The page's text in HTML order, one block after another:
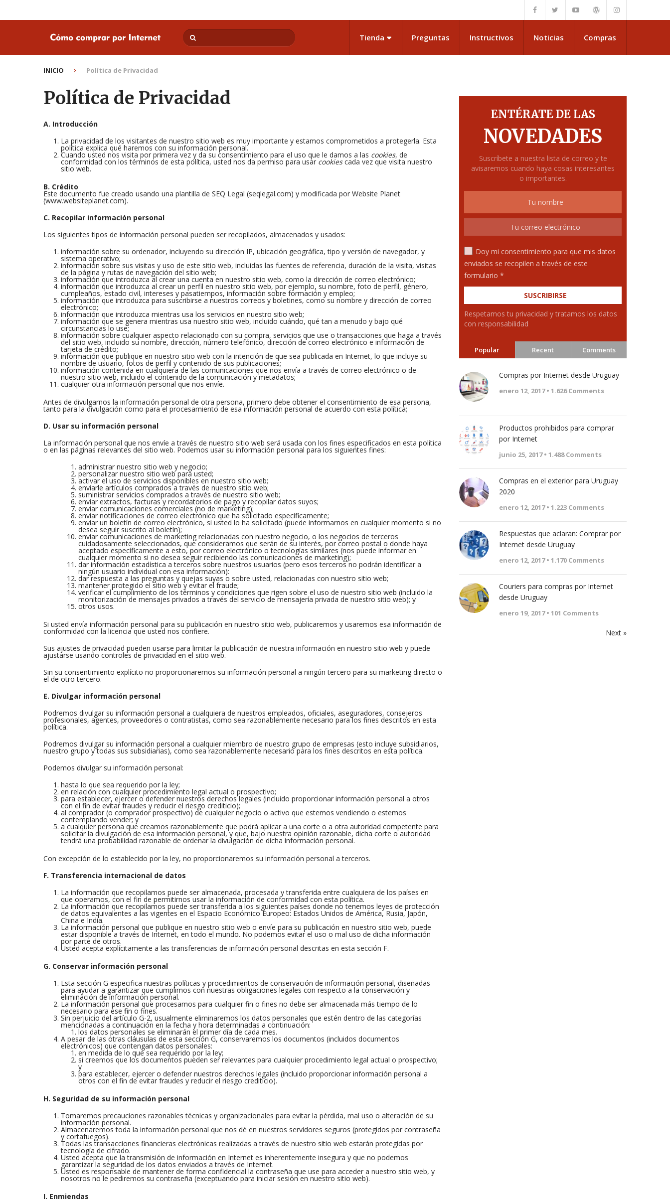
Tienda Preguntas Instructivos Noticias Compras
INICIO Política de Privacidad
Política de Privacidad
A. Introducción
La privacidad de los visitantes de nuestro sitio web es muy importante y estamos comprometidos a protegerla. Esta
política explica qué haremos con su información personal.
Cuando usted nos visita por primera vez y da su consentimiento para el uso que le damos a las cookies, de
conformidad con los términos de esta política, usted nos da permiso para usar cookiescada vez que visita nuestro
sitio web.
B. Crédito
Este documento fue creado usando una plantilla de SEQ Legal (seqlegal.com) y modificada por Website Planet
(www.websiteplanet.com).
C. Recopilar información personal
Los siguientes tipos de información personal pueden ser recopilados, almacenados y usados:
información sobre su ordenador, incluyendo su dirección IP, ubicación geográfica, tipo y versión de navegador, y
sistema operativo;
información sobre sus visitas y uso de este sitio web, incluidas las fuentes de referencia, duración de la visita, visitas
de la página y rutas de navegación del sitio web;
información que introduzca al crear una cuenta en nuestro sitio web, como la dirección de correo electrónico;
información que introduzca al crear un perfil en nuestro sitio web, por ejemplo, su nombre, foto de perfil, género,
cumpleaños, estado civil, intereses y pasatiempos, información sobre formación y empleo;
información que introduzca para suscribirse a nuestros correos y boletines, como su nombre y dirección de correo
electrónico;
información que introduzca mientras usa los servicios en nuestro sitio web;
información que se genera mientras usa nuestro sitio web, incluido cuándo, qué tan a menudo y bajo qué
circunstancias lo use;
información sobre cualquier aspecto relacionado con su compra, servicios que use o transacciones que haga a través
del sitio web, incluido su nombre, dirección, número telefónico, dirección de correo electrónico e información de
tarjeta de crédito;
información que publique en nuestro sitio web con la intención de que sea publicada en Internet, lo que incluye su
nombre de usuario, fotos de perfil y contenido de sus publicaciones;
información contenida en cualquiera de las comunicaciones que nos envía a través de correo electrónico o de
nuestro sitio web, incluido el contenido de la comunicación y metadatos;
cualquier otra información personal que nos envíe.
Antes de divulgarnos la información personal de otra persona, primero debe obtener el consentimiento de esa persona,
tanto para la divulgación como para el procesamiento de esa información personal de acuerdo con esta política;
D. Usar su información personal
La información personal que nos envíe a través de nuestro sitio web será usada con los fines especificados en esta política
o en las páginas relevantes del sitio web. Podemos usar su información personal para los siguientes fines:
administrar nuestro sitio web y negocio;
personalizar nuestro sitio web para usted;
activar el uso de servicios disponibles en nuestro sitio web;
enviarle artículos comprados a través de nuestro sitio web;
suministrar servicios comprados a través de nuestro sitio web;
enviar extractos, facturas y recordatorios de pago y recopilar datos suyos;
enviar comunicaciones comerciales (no de marketing);
enviar notificaciones de correo electrónico que ha solicitado específicamente;
enviar un boletín de correo electrónico, si usted lo ha solicitado (puede informarnos en cualquier momento si no
desea seguir suscrito al boletín);
enviar comunicaciones de marketing relacionadas con nuestro negocio, o los negocios de terceros
cuidadosamente seleccionados, que consideramos que serán de su interés, por correo postal o donde haya
aceptado específicamente a esto, por correo electrónico o tecnologías similares (nos puede informar en
cualquier momento si no desea seguir recibiendo las comunicaciones de marketing);
dar información estadística a terceros sobre nuestros usuarios (pero esos terceros no podrán identificar a
ningún usuario individual con esa información):
dar respuesta a las preguntas y quejas suyas o sobre usted, relacionadas con nuestro sitio web;
mantener protegido el sitio web y evitar el fraude;
verificar el cumplimiento de los términos y condiciones que rigen sobre el uso de nuestro sitio web (incluido la
monitorización de mensajes privados a través del servicio de mensajería privada de nuestro sitio web); y
otros usos.
Si usted envía información personal para su publicación en nuestro sitio web, publicaremos y usaremos esa información de
conformidad con la licencia que usted nos confiere.
Sus ajustes de privacidad pueden usarse para limitar la publicación de nuestra información en nuestro sitio web y puede
ajustarse usando controles de privacidad en el sitio web.
Sin su consentimiento explícito no proporcionaremos su información personal a ningún tercero para su marketing directo o
el de otro tercero.
E. Divulgar información personal
Podremos divulgar su información personal a cualquiera de nuestros empleados, oficiales, aseguradores, consejeros
profesionales, agentes, proveedores o contratistas, como sea razonablemente necesario para los fines descritos en esta
política.
Podremos divulgar su información personal a cualquier miembro de nuestro grupo de empresas (esto incluye subsidiarios,
nuestro grupo y todas sus subsidiarias), como sea razonablemente necesario para los fines descritos en esta política.
Podemos divulgar su información personal:
hasta lo que sea requerido por la ley;
en relación con cualquier procedimiento legal actual o prospectivo;
para establecer, ejercer o defender nuestros derechos legales (incluido proporcionar información personal a otros
con el fin de evitar fraudes y reducir el riesgo crediticio);
al comprador (o comprador prospectivo) de cualquier negocio o activo que estemos vendiendo o estemos
contemplando vender; y
a cualquier persona que creamos razonablemente que podrá aplicar a una corte o a otra autoridad competente para
solicitar la divulgación de esa información personal, y que, bajo nuestra opinión razonable, dicha corte o autoridad
tendrá una probabilidad razonable de ordenar la divulgación de dicha información personal.
Con excepción de lo establecido por la ley, no proporcionaremos su información personal a terceros.
F. Transferencia internacional de datos
La información que recopilamos puede ser almacenada, procesada y transferida entre cualquiera de los países en
que operamos, con el fin de permitirnos usar la información de conformidad con esta política.
La información que recopilamos puede ser transferida a los siguientes países donde no tenemos leyes de protección
de datos equivalentes a las vigentes en el Espacio Económico Europeo: Estados Unidos de América, Rusia, Japón,
China e India.
La información personal que publique en nuestro sitio web o envíe para su publicación en nuestro sitio web, puede
estar disponible a través de Internet, en todo el mundo. No podemos evitar el uso o mal uso de dicha información
por parte de otros.
Usted acepta explícitamente a las transferencias de información personal descritas en esta sección F.
G. Conservar información personal
Esta sección G especifica nuestras políticas y procedimientos de conservación de información personal, diseñadas
para ayudar a garantizar que cumplimos con nuestras obligaciones legales con respecto a la conservación y
eliminación de información personal.
La información personal que procesamos para cualquier fin o fines no debe ser almacenada más tiempo de lo
necesario para ese fin o fines.
Sin perjuicio del artículo G-2, usualmente eliminaremos los datos personales que estén dentro de las categorías
mencionadas a continuación en la fecha y hora determinadas a continuación:
los datos personales se eliminarán el primer día de cada mes.
A pesar de las otras cláusulas de esta sección G, conservaremos los documentos (incluidos documentos
electrónicos) que contengan datos personales:
en medida de lo que sea requerido por la ley;
si creemos que los documentos pueden ser relevantes para cualquier procedimiento legal actual o prospectivo;
y
para establecer, ejercer o defender nuestros derechos legales (incluido proporcionar información personal a
otros con el fin de evitar fraudes y reducir el riesgo crediticio).
H. Seguridad de su información personal
Tomaremos precauciones razonables técnicas y organizacionales para evitar la pérdida, mal uso o alteración de su
información personal.
Almacenaremos toda la información personal que nos dé en nuestros servidores seguros (protegidos por contraseña
y cortafuegos).
Todas las transacciones financieras electrónicas realizadas a través de nuestro sitio web estarán protegidas por
tecnología de cifrado.
Usted acepta que la transmisión de información en Internet es inherentemente insegura y que no podemos
garantizar la seguridad de los datos enviados a través de Internet.
Usted es responsable de mantener de forma confidencial la contraseña que use para acceder a nuestro sitio web, y
nosotros no le pediremos su contraseña (exceptuando para iniciar sesión en nuestro sitio web).
I. Enmiendas
ENTÉRATE DE LAS
NOVEDADES
Suscríbete a nuestra lista de correo y te
avisaremos cuando haya cosas interesantes
o importantes.
Doy mi consentimiento para que mis datos
enviados se recopilen a través de este
formulario *
Respetamos tu privacidad y tratamos los datos
con responsabilidad
Popular Recent Comments
Compras por Internet desde Uruguay
enero 12, 2017 • 1.626Comments
Productos prohibidos para comprar
por Internet
junio 25, 2017 • 1.488Comments
Compras en el exterior para Uruguay
2020
enero 12, 2017 • 1.223 Comments
Respuestas que aclaran: Comprar por
Internet desde Uruguay
enero 12, 2017 • 1.170 Comments
Couriers para compras por Internet
desde Uruguay
enero 19, 2017 • 101 Comments
Next »